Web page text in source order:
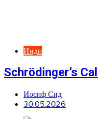
Инди
Schrödinger’s Call
Иосиф Сид
30.05.2026